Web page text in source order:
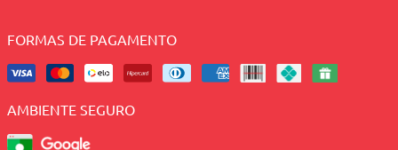
FORMAS DE PAGAMENTO
AMBIENTE SEGURO